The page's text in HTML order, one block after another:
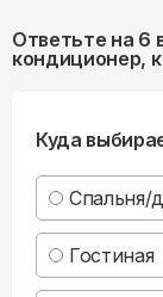
Ответьте на 6
кондиционер,
Куда
Спальня/
Гостиная